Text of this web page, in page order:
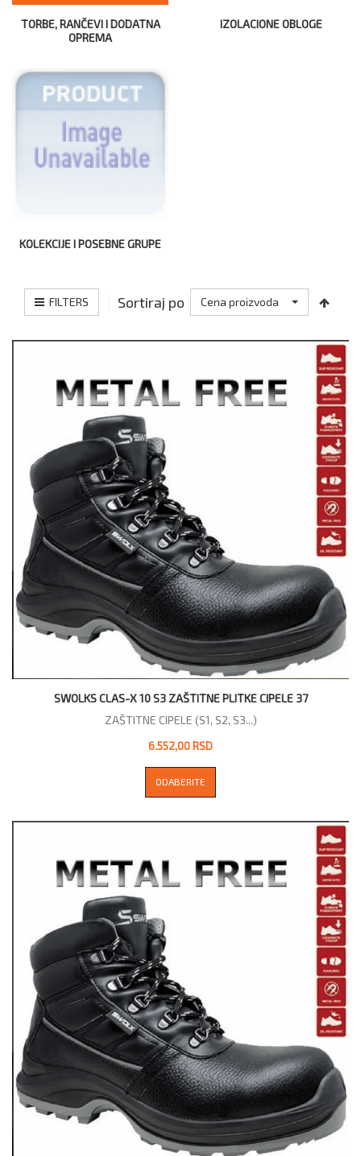
TORBE, RANČEVI I DODATNA
OPREMA
IZOLACIONE OBLOGE
KOLEKCIJE I POSEBNE GRUPE
FILTERS Sortiraj po Cena proizvoda
SWOLKS CLAS-X 10 S3 ZAŠTITNE PLITKE CIPELE 37
ZAŠTITNE CIPELE (S1, S2, S3...)
6.552,00 RSD
ODABERITE